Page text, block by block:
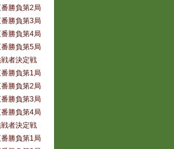
勝負第2局
勝負第3局
勝負第4局
勝負第5局
者決定戦
勝負第1局
勝負第2局
勝負第3局
勝負第4局
者決定戦
勝負第1局